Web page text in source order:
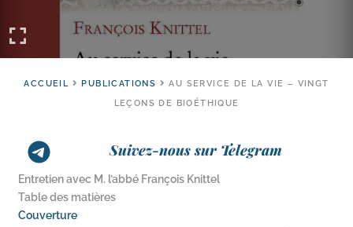
ACCUEIL PUBLICATIONS
AU SERVICE DE LA VIE – VINGT
LEÇONS DE BIOÉTHIQUE
Suivez-nous sur Telegram
Entretien avec M. l’abbé François Knittel
Table des matières
Couverture